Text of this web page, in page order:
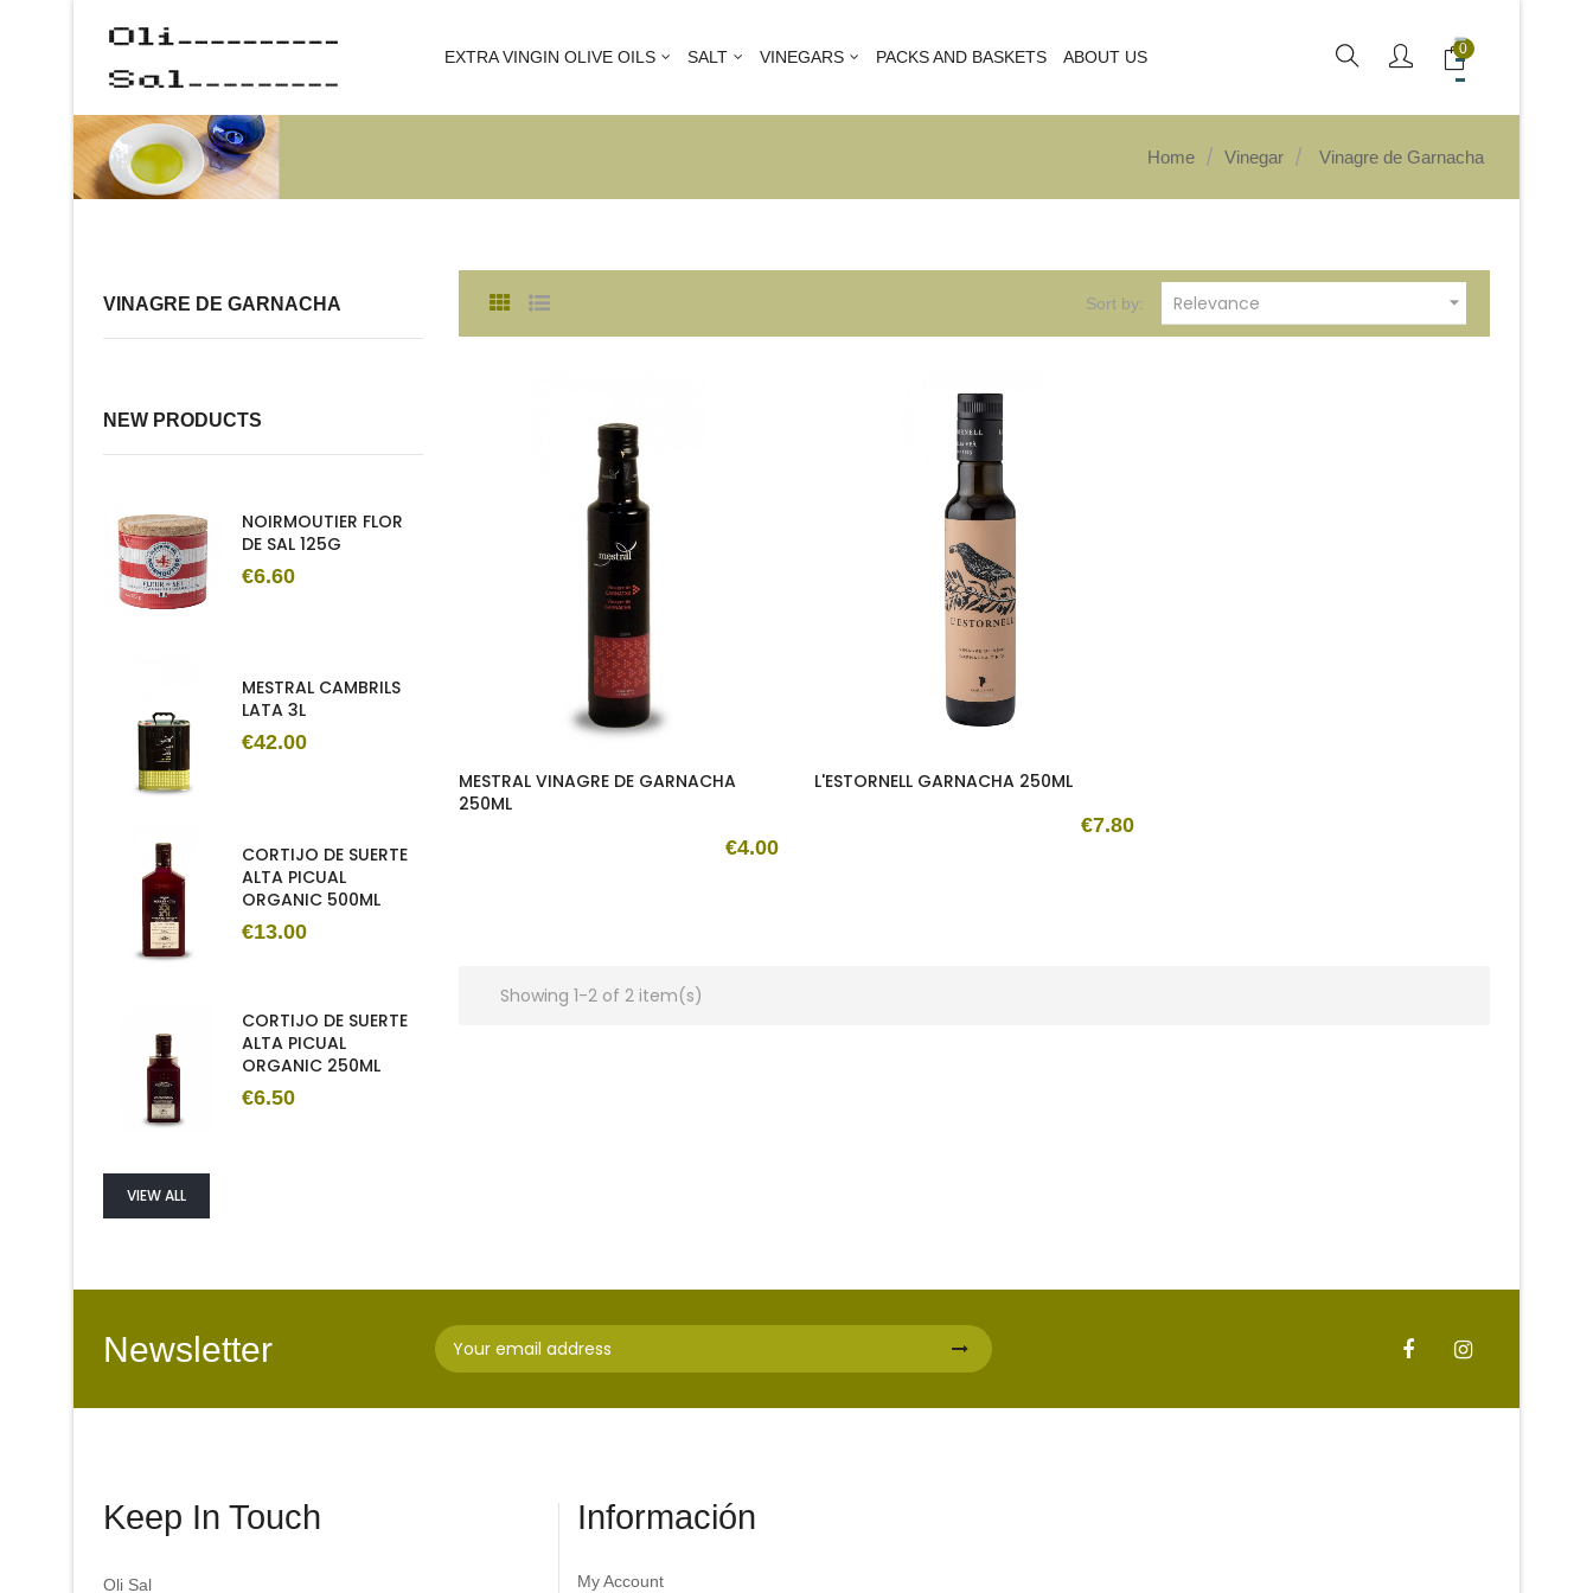
EXTRA VINGIN OLIVE OILS SALT VINEGARS PACKS AND BASKETS ABOUT US 0
Home Vinegar Vinagre de Garnacha
VINAGRE DE GARNACHA
NEW PRODUCTS
NOIRMOUTIER FLOR
DE SAL 125G
€6.60
MESTRAL CAMBRILS
LATA 3L
€42.00
CORTIJO DE SUERTE
ALTA PICUAL
ORGANIC 500ML
€13.00
CORTIJO DE SUERTE
ALTA PICUAL
ORGANIC 250ML
€6.50
VIEW ALL
Sort by: Relevance 
MESTRAL VINAGRE DE GARNACHA
250ML
€4.00
L'ESTORNELL GARNACHA 250ML
€7.80
Showing 1-2 of 2 item(s)
Newsletter
Keep In Touch
Oli Sal
Información
My Account